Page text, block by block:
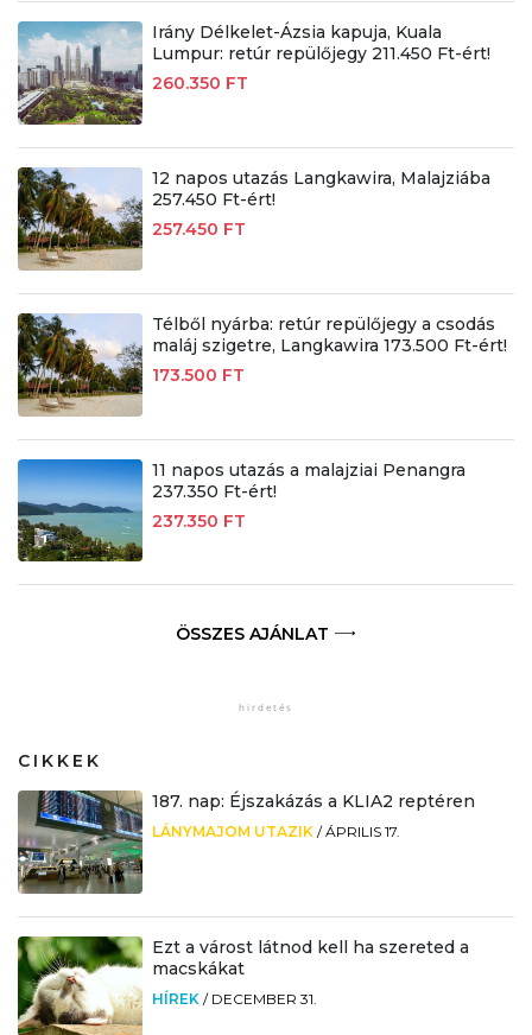
Irány Délkelet-Ázsia kapuja, Kuala
Lumpur: retúr repülőjegy 211.450 Ft-ért!
260.350 FT
12 napos utazás Langkawira, Malajziába
257.450 Ft-ért!
257.450 FT
Télből nyárba: retúr repülőjegy a csodás
maláj szigetre, Langkawira 173.500 Ft-ért!
173.500 FT
11 napos utazás a malajziai Penangra
237.350 Ft-ért!
237.350 FT
ÖSSZES AJÁNLAT
CIKKEK
187. nap: Éjszakázás a KLIA2 reptéren
LÁNYMAJOM UTAZIK /ÁPRILIS 17.
Ezt a várost látnod kell ha szereted a
macskákat
HÍREK / DECEMBER 31.